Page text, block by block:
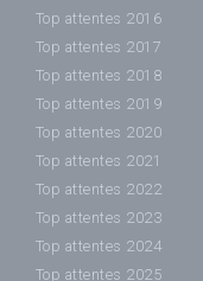
Top attentes 2016
Top attentes 2017
Top attentes 2018
Top attentes 2019
Top attentes 2020
Top attentes 2021
Top attentes 2022
Top attentes 2023
Top attentes 2024
Top attentes 2025